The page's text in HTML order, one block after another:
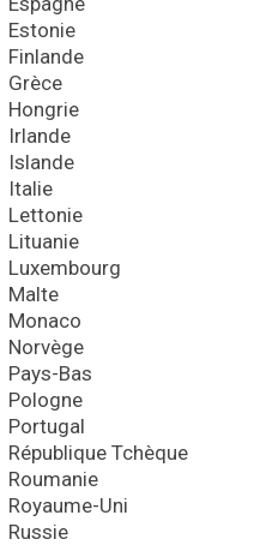
Estonie
Finlande
Grèce
Hongrie
Irlande
Islande
Italie
Lettonie
Lituanie
Luxembourg
Malte
Monaco
Norvège
Pays-Bas
Pologne
Portugal
République Tchèque
Roumanie
Royaume-Uni
Russie